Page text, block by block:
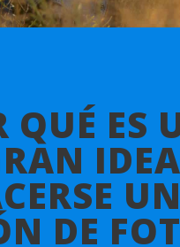
QUÉ ES
IDEA
DE